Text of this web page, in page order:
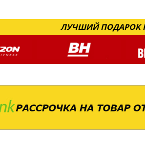
ЛУЧШИЙ ПОДАРОК